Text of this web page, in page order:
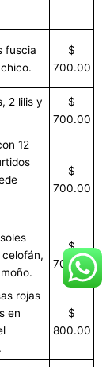
fuscia
$
700.00
2 lilis y
$
700.00
12
$
700.00
$
700.00
rojas
en
$
800.00